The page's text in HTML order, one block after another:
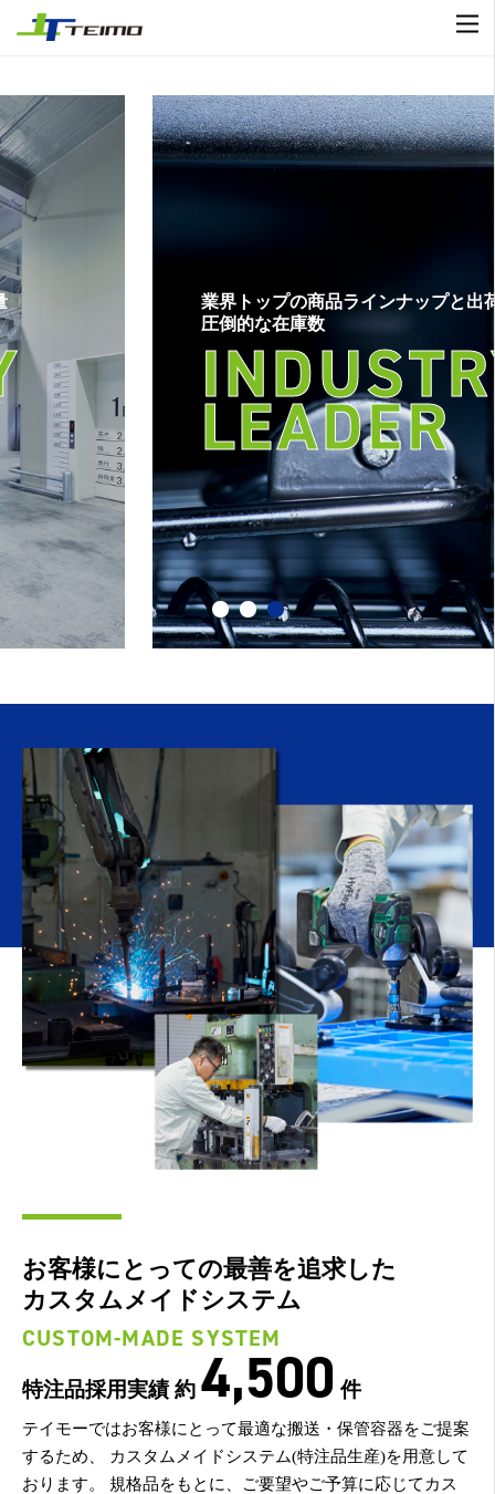
業界トップの商品ラインナップと出荷量
INDUSTRY
LEADER
お客様にとっての最善を追求した
カスタムメイドシステム
CUSTOM-MADE SYSTEM
特注品採用実績 約 4,500 件
テイモーではお客様にとって最適な搬送・保管容器をご提案
するため、
カスタムメイドシステム(特注品生産)を用意して
おります。
規格品をもとに、ご要望やご予算に応じてカス